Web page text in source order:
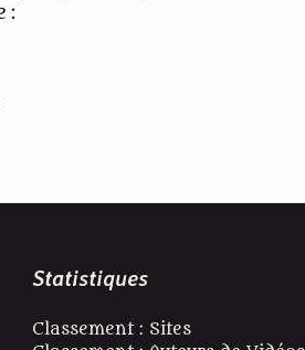
:
Statistiques
Classement : Sites